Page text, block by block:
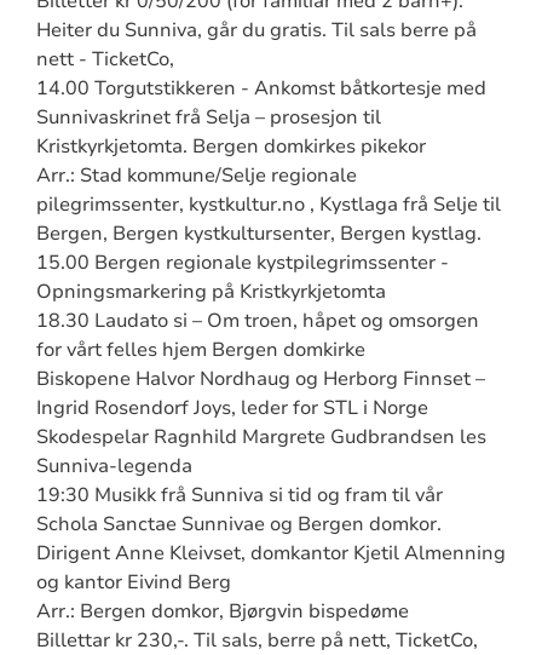
Heiter du Sunniva, går du gratis. Til sals berre på
nett - TicketCo,
14.00 Torgutstikkeren - Ankomst båtkortesje med
Sunnivaskrinet frå Selja – prosesjon til
Kristkyrkjetomta. Bergen domkirkes pikekor
Arr.: Stad kommune/Selje regionale
pilegrimssenter, kystkultur.no , Kystlaga frå Selje til
Bergen, Bergen kystkultursenter, Bergen kystlag.
15.00 Bergen regionale kystpilegrimssenter -
Opningsmarkering på Kristkyrkjetomta
18.30 Laudato si – Om troen, håpet og omsorgen
for vårt felles hjem Bergen domkirke
Biskopene Halvor Nordhaug og Herborg Finnset –
Ingrid Rosendorf Joys, leder for STL i Norge
Skodespelar Ragnhild Margrete Gudbrandsen les
Sunniva-legenda
19:30 Musikk frå Sunniva si tid og fram til vår
Schola Sanctae Sunnivae og Bergen domkor.
Dirigent Anne Kleivset, domkantor Kjetil Almenning
og kantor Eivind Berg
Arr.: Bergen domkor, Bjørgvin bispedøme
Billettar kr 230,-. Til sals, berre på nett, TicketCo,